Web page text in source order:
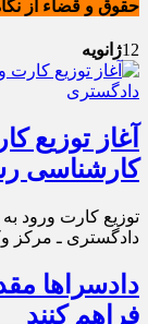
حقوق و قضاء از
12ژانویه
آغاز توزیع
کارشناسی
توزیع کارت ورود
دادگستری ـ مرکز
دادسرا‌ها
فراهم کنند